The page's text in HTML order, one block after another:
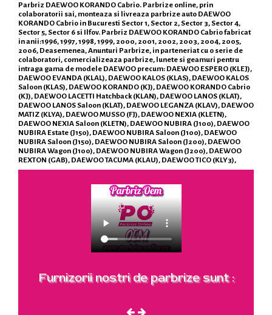
Parbriz DAEWOO KORANDO Cabrio. Parbrize online, prin
colaboratorii sai, monteaza si livreaza parbrize auto DAEWOO
KORANDO Cabrio in Bucuresti Sector 1, Sector 2, Sector 3, Sector 4,
Sector 5, Sector 6 si Ilfov. Parbriz DAEWOO KORANDO Cabrio fabricat
in anii:1996, 1997, 1998, 1999, 2000, 2001, 2002, 2003, 2004, 2005,
2006, Deasemenea, Anunturi Parbrize, in parteneriat cu o serie de
colaboratori, comercializeaza parbrize, lunete si geamuri pentru
intraga gama de modele DAEWOO precum: DAEWOO ESPERO (KLEJ),
DAEWOO EVANDA (KLAL), DAEWOO KALOS (KLAS), DAEWOO KALOS
Saloon (KLAS), DAEWOO KORANDO (KJ), DAEWOO KORANDO Cabrio
(KJ), DAEWOO LACETTI Hatchback (KLAN), DAEWOO LANOS (KLAT),
DAEWOO LANOS Saloon (KLAT), DAEWOO LEGANZA (KLAV), DAEWOO
MATIZ (KLYA), DAEWOO MUSSO (FJ), DAEWOO NEXIA (KLETN),
DAEWOO NEXIA Saloon (KLETN), DAEWOO NUBIRA (J100), DAEWOO
NUBIRA Estate (J150), DAEWOO NUBIRA Saloon (J100), DAEWOO
NUBIRA Saloon (J150), DAEWOO NUBIRA Saloon (J200), DAEWOO
NUBIRA Wagon (J100), DAEWOO NUBIRA Wagon (J200), DAEWOO
REXTON (GAB), DAEWOO TACUMA (KLAU), DAEWOO TICO (KLY3),
Furnizorii nostri de parbrize sunt :